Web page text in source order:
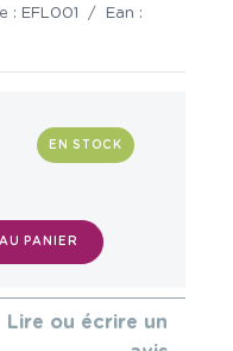
: EFL001 /
Ean :
EN STOCK
PANIER
Lire ou écrire un